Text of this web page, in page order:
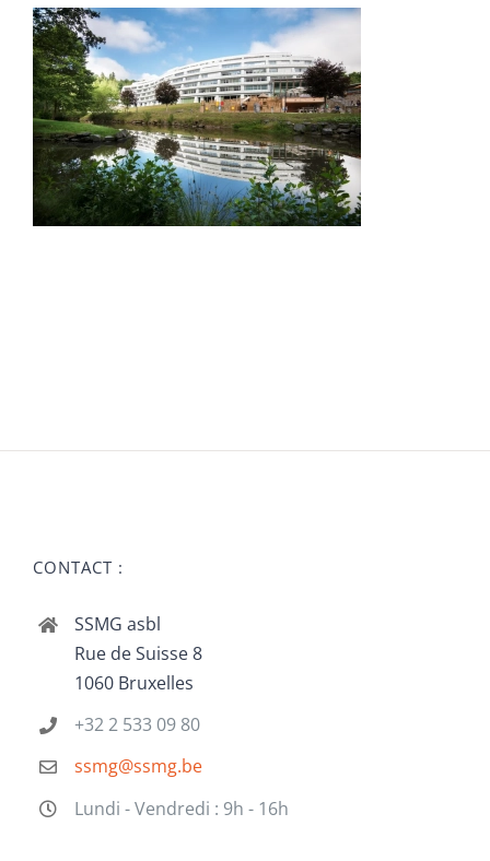
CONTACT :
SSMG asbl
Rue de Suisse 8
1060 Bruxelles
+32 2 533 09 80
ssmg@ssmg.be
Lundi - Vendredi : 9h - 16h